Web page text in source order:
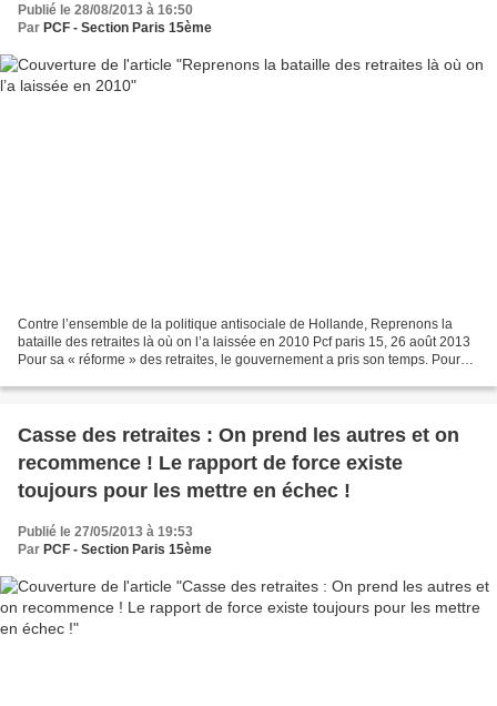
Publié le 28/08/2013 à 16:50
Par PCF - Section Paris 15ème
Contre l’ensemble de la politique antisociale de Hollande, Reprenons la
bataille des retraites là où on l’a laissée en 2010 Pcf paris 15, 26 août 2013
Pour sa « réforme » des retraites, le gouvernement a pris son temps. Pour
Casse des retraites : On prend les autres et on
recommence ! Le rapport de force existe
toujours pour les mettre en échec !
Publié le 27/05/2013 à 19:53
Par PCF - Section Paris 15ème